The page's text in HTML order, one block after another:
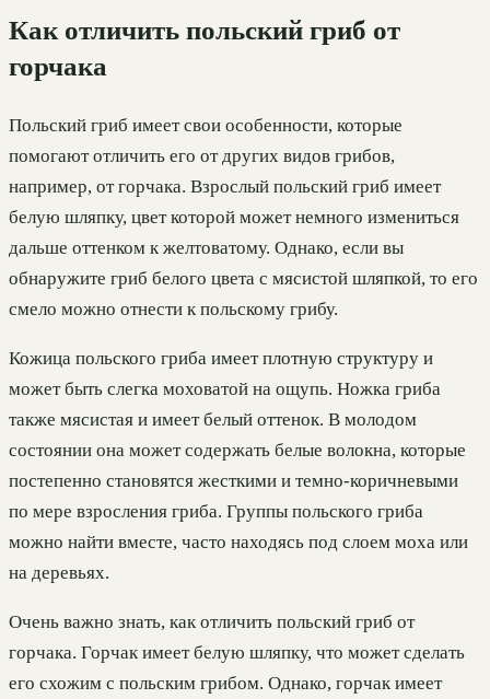
Как отличить польский гриб от
горчака
Польский гриб имеет свои особенности, которые
помогают отличить его от других видов грибов,
например, от горчака. Взрослый польский гриб имеет
белую шляпку, цвет которой может немного измениться
дальше оттенком к желтоватому. Однако, если вы
обнаружите гриб белого цвета с мясистой шляпкой, то его
смело можно отнести к польскому грибу.
Кожица польского гриба имеет плотную структуру и
может быть слегка моховатой на ощупь. Ножка гриба
также мясистая и имеет белый оттенок. В молодом
состоянии она может содержать белые волокна, которые
постепенно становятся жесткими и темно-коричневыми
по мере взросления гриба. Группы польского гриба
можно найти вместе, часто находясь под слоем моха или
на деревьях.
Очень важно знать, как отличить польский гриб от
горчака. Горчак имеет белую шляпку, что может сделать
его схожим с польским грибом. Однако, горчак имеет